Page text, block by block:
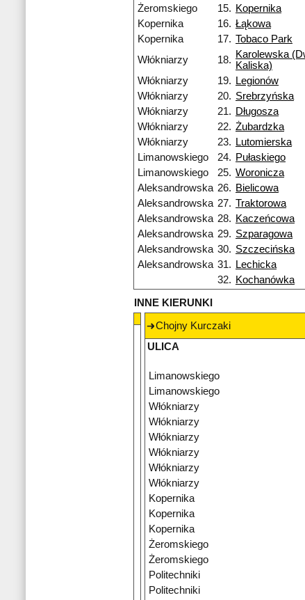
Żeromskiego
15. Kopernika
Kopernika
16. Łąkowa
Kopernika
17. Tobaco Park
Włókniarzy
18. Karolewska
Kaliska)
Włókniarzy 19. Legionów
Włókniarzy
20. Srebrzyńska
Włókniarzy
21. Długosza
Włókniarzy
22. Żubardzka
Włókniarzy
23. Lutomierska
Limanowskiego
24. Pułaskiego
Limanowskiego
25. Woronicza
Aleksandrowska 26. Bielicowa
Aleksandrowska 27. Traktorowa
Aleksandrowska 28. Kaczeńcowa
Aleksandrowska 29. Szparagowa
Aleksandrowska 30. Szczecińska
Aleksandrowska 31. Lechicka
32. Kochanówka
INNE KIERUNKI
Chojny Kurczaki
ULICA
Limanowskiego
Limanowskiego
Włókniarzy
Włókniarzy
Włókniarzy
Włókniarzy
Włókniarzy
Włókniarzy
Kopernika
Kopernika
Kopernika
Żeromskiego
Żeromskiego
Politechniki
Politechniki